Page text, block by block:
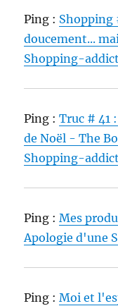
Ping : Shopping
doucement...
Shopping-
Ping :Truc # 41
de Noël - The
Shopping-
Ping :Mes
Apologie d'une
Ping :Moi et